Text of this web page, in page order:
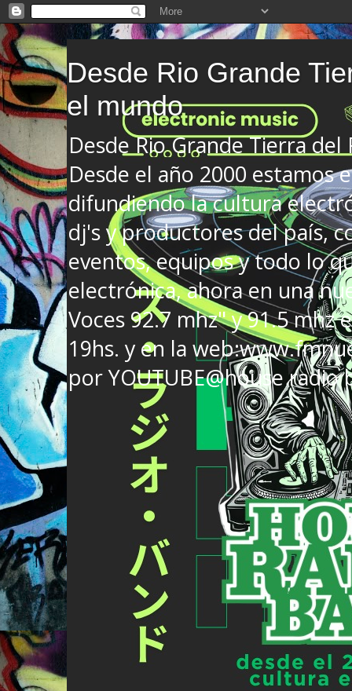
Desde Rio Grande
el mundo
Desde Rio Grande Tierra
Desde el año 2000 estamos
difundiendo la cultura
dj's y productores del país,
eventos, equipos y todo lo
electrónica, ahora en una
Voces 92.7 mhz" y 91.5 mhz
19hs. y en la
por YOUTUBE@house radio